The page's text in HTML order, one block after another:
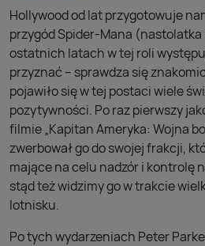
Hollywood od lat przygotowuje
przygód Spider-Mana
ostatnich latach w tej roli
przyznać – sprawdza się
pojawiło się w tej postaci wiele
pozytywności. Po raz pierwszy
filmie „Kapitan Ameryka: Wojna
zwerbował go do swojej frakcji,
mające na celu nadzór i kontrolę
stąd też widzimy go w trakcie
lotnisku.
Po tych wydarzeniach Peter